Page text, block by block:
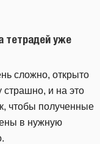
тетрадей уже
сложно, открыто
страшно, и на это
чтобы полученные
в нужную